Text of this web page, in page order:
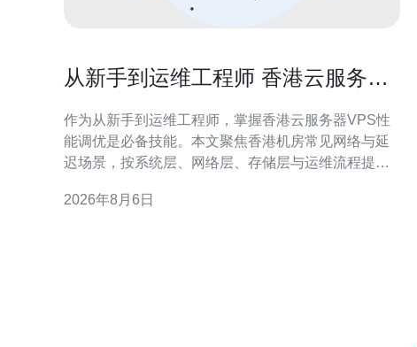
从新手到运维工程师 香港云服务器
作为从新手到运维工程师，掌握香港云服务器VPS性
能调优是必备技能。本文聚焦香港机房常见网络与延
迟场景，按系统层、网络层、存储层与运维流程提供
响应速度。 理解香港云服务器VPS性能指标 首先要量
2026年8月6日